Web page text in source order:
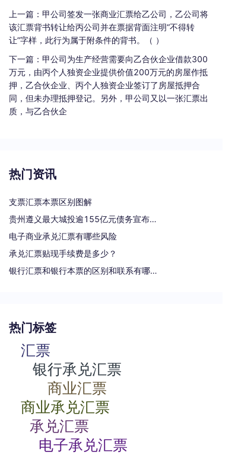
上一篇： 甲公司签发一张商业汇票给乙公司，乙公司将
该汇票背书转让给丙公司并在票据背面注明“不得转
让”字样，此行为属于附条件的背书。（ ）
下一篇： 甲公司为生产经营需要向乙合伙企业借款300
万元，由丙个人独资企业提供价值200万元的房屋作抵
押，乙合伙企业、丙个人独资企业签订了房屋抵押合
同，但未办理抵押登记。另外，甲公司又以一张汇票出
质，与乙合伙企
热门资讯
支票汇票本票区别图解
贵州遵义最大城投逾155亿元债务宣布重组
电子商业承兑汇票有哪些风险
承兑汇票贴现手续费是多少？
银行汇票和银行本票的区别和联系有哪些（一文读懂支票、本票和汇票的区别）
热门标签
汇票
银行承兑汇票
商业汇票
商业承兑汇票
承兑汇票
电子承兑汇票